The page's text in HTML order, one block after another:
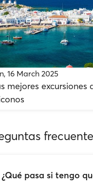
16 March 2025
mejores excursiones
¿Qué pasa si tengo